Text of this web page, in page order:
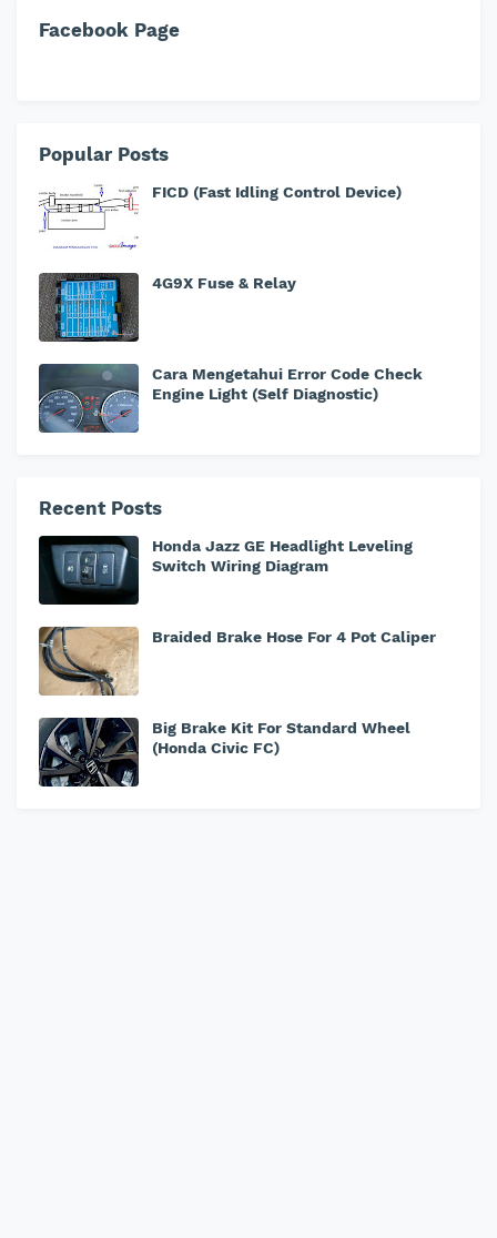
Facebook Page
Popular Posts
FICD (Fast Idling Control Device)
4G9X Fuse & Relay
Cara Mengetahui Error Code Check
Engine Light (Self Diagnostic)
Recent Posts
Honda Jazz GE Headlight Leveling
Switch Wiring Diagram
Braided Brake Hose For 4 Pot Caliper
Big Brake Kit For Standard Wheel
(Honda Civic FC)